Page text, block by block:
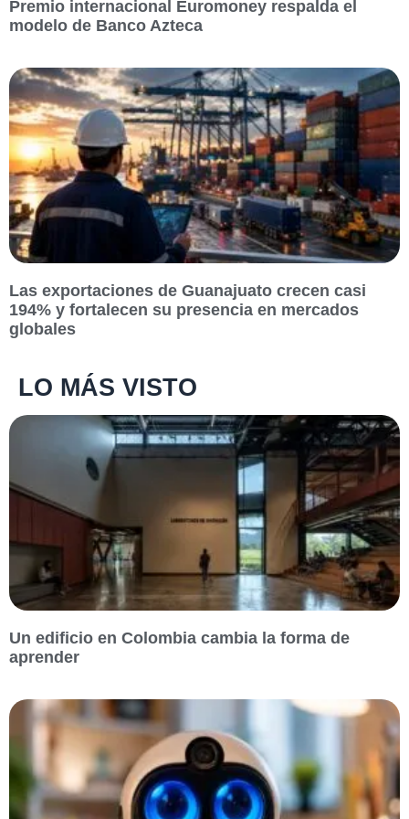
Premio internacional Euromoney respalda el
modelo de Banco Azteca
Las exportaciones de Guanajuato crecen casi
194% y fortalecen su presencia en mercados
globales
LO MÁS VISTO
Un edificio en Colombia cambia la forma de
aprender